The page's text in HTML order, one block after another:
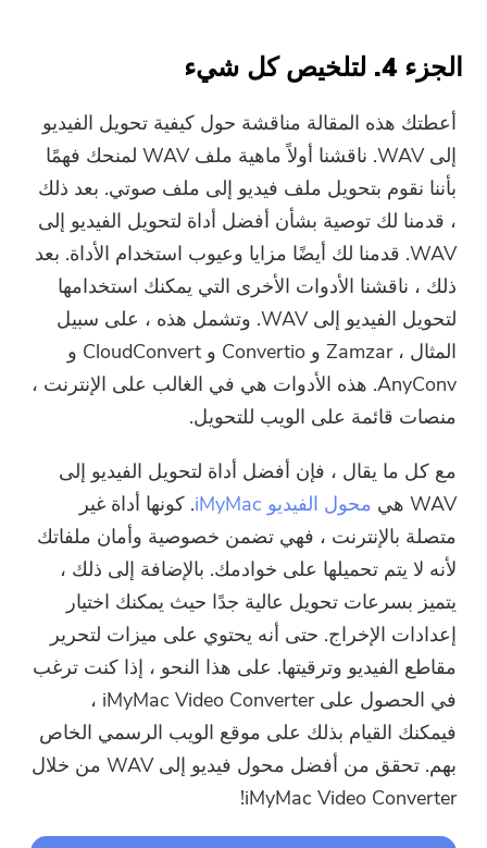
الجزء 4. لتلخيص كل شيء
أعطتك هذه المقالة مناقشة حول كيفية تحويل الفيديو
إلى WAV. ناقشنا أولاً ماهية ملف WAV لمنحك فهمًا
بأننا نقوم بتحويل ملف فيديو إلى ملف صوتي. بعد ذلك
، قدمنا ​​لك توصية بشأن أفضل أداة لتحويل الفيديو إلى
WAV. قدمنا ​​لك أيضًا مزايا وعيوب استخدام الأداة. بعد
ذلك ، ناقشنا الأدوات الأخرى التي يمكنك استخدامها
لتحويل الفيديو إلى WAV. وتشمل هذه ، على سبيل
المثال ، Zamzar و Convertio و CloudConvert و
AnyConv. هذه الأدوات هي في الغالب على الإنترنت ،
منصات قائمة على الويب للتحويل.
مع كل ما يقال ، فإن أفضل أداة لتحويل الفيديو إلى
WAV هي
محول الفيديو iMyMac
. كونها أداة غير
متصلة بالإنترنت ، فهي تضمن خصوصية وأمان ملفاتك
لأنه لا يتم تحميلها على خوادمك. بالإضافة إلى ذلك ،
يتميز بسرعات تحويل عالية جدًا حيث يمكنك اختيار
إعدادات الإخراج. حتى أنه يحتوي على ميزات لتحرير
مقاطع الفيديو وترقيتها. على هذا النحو ، إذا كنت ترغب
في الحصول على iMyMac Video Converter ،
فيمكنك القيام بذلك على موقع الويب الرسمي الخاص
بهم. تحقق من أفضل محول فيديو إلى WAV من خلال
iMyMac Video Converter!